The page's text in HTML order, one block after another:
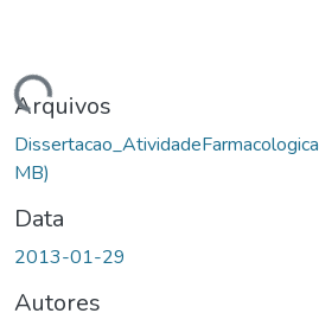
Arquivos
MB)
Data
2013-01-29
Autores